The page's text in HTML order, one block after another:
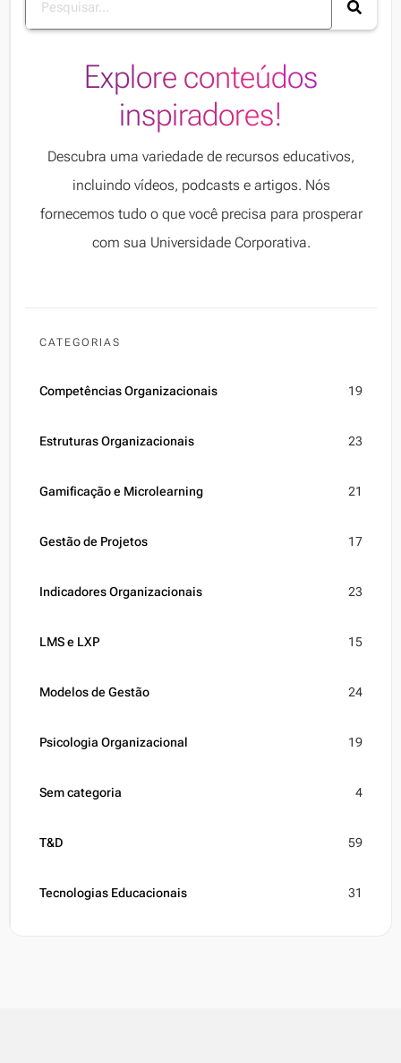
Explore conteúdos
inspiradores!
Descubra uma variedade de recursos educativos,
incluindo vídeos, podcasts e artigos. Nós
fornecemos tudo o que você precisa para prosperar
com sua Universidade Corporativa.
CATEGORIAS
Competências Organizacionais 19
Estruturas Organizacionais 23
Gamificação e Microlearning 21
Gestão de Projetos 17
Indicadores Organizacionais 23
LMS e LXP 15
Modelos de Gestão 24
Psicologia Organizacional 19
Sem categoria 4
T&D 59
Tecnologias Educacionais 31